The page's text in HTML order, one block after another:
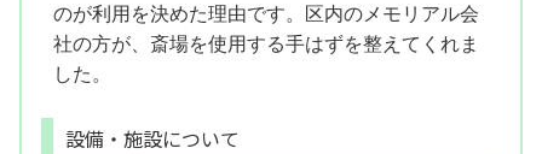
のが利用を決めた理由です。区内のメモリアル会
社の方が、斎場を使用する手はずを整えてくれま
した。
設備・施設について